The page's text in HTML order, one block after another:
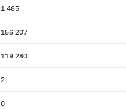
1 485
156 207
119 280
2
0